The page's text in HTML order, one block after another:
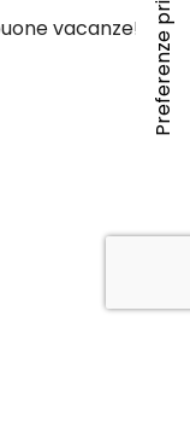
vacanze!